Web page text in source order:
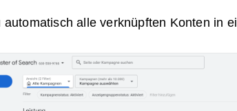
automatisch alle verknüpften Konten in